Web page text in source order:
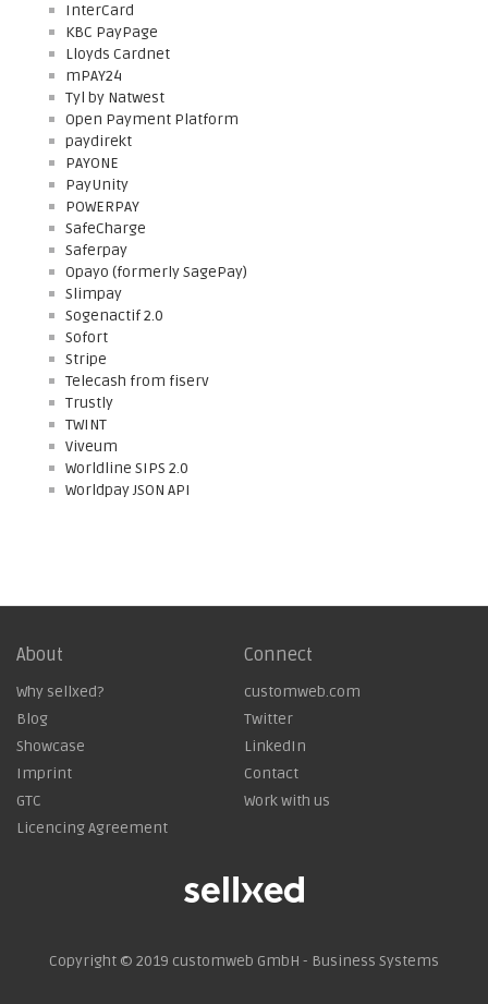
InterCard
KBC PayPage
Lloyds Cardnet
mPAY24
Tyl by Natwest
Open Payment Platform
paydirekt
PAYONE
PayUnity
POWERPAY
SafeCharge
Saferpay
Opayo (formerly SagePay)
Slimpay
Sogenactif 2.0
Sofort
Stripe
Telecash from fiserv
Trustly
TWINT
Viveum
Worldline SIPS 2.0
Worldpay JSON API
About
Why sellxed?
Blog
Showcase
Imprint
GTC
Licencing Agreement
Connect
customweb.com
Twitter
LinkedIn
Contact
Work with us
Copyright © 2019 customweb GmbH - Business Systems